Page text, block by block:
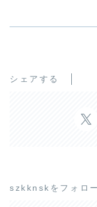
シェアする
szkknskをフォロ